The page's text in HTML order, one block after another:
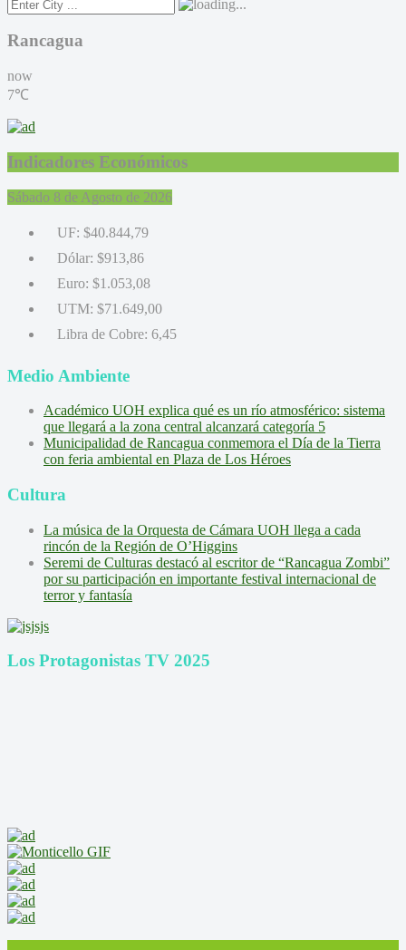
Rancagua
now
7℃
Indicadores Económicos
Sábado 8 de Agosto de 2026
UF: $40.844,79
Dólar: $913,86
Euro: $1.053,08
UTM: $71.649,00
Libra de Cobre: 6,45
Medio Ambiente
Académico UOH explica qué es un río atmosférico: sistema
que llegará a la zona central alcanzará categoría 5
Municipalidad de Rancagua conmemora el Día de la Tierra
con feria ambiental en Plaza de Los Héroes
Cultura
La música de la Orquesta de Cámara UOH llega a cada
rincón de la Región de O’Higgins
Seremi de Culturas destacó al escritor de “Rancagua Zombi”
por su participación en importante festival internacional de
terror y fantasía
Los Protagonistas TV 2025